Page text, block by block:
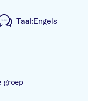
van de historische
waar de koloniale
beschermde
wordt genoemd.
één na oudste kerk
verdedigde.
van
Taal:Engels
groep